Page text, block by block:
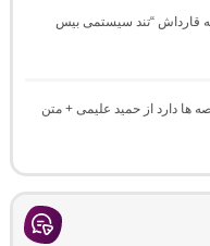
قارداش “تند سیستمی بیس
ها دارد از حمید علیمی + متن